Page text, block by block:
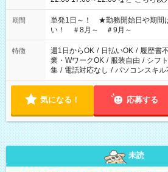
ださい！
期間
単発1日～！ ★勤務開始日や期間
い！ ＃8月～ ＃9月～
特徴 週1日からOK / 日払いOK / 履歴書
業・WワークOK / 服装自由 / シフ
集 / 電話対応なし / パソコンスキル
気になる！ 応募する
未読